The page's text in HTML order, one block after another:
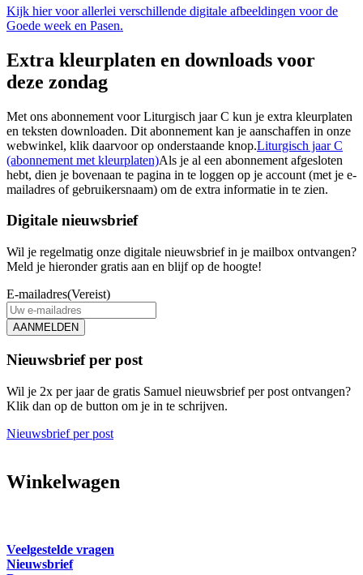
Kijk hier voor allerlei verschillende digitale afbeeldingen voor de
Goede week en Pasen.
Extra kleurplaten en downloads voor
deze zondag
Met ons abonnement voor Liturgisch jaar C kun je extra kleurplaten
en teksten downloaden. Dit abonnement kan je aanschaffen in onze
webwinkel, klik daarvoor op onderstaande knop.Liturgisch jaar C
(abonnement met kleurplaten)Als je al een abonnement afgesloten
hebt, dien je bovenaan te pagina in te loggen op je account (met je e-
mailadres of gebruikersnaam) om de extra informatie in te zien.
Digitale nieuwsbrief
Wil je regelmatig onze digitale nieuwsbrief in je mailbox ontvangen?
Meld je hieronder gratis aan en blijf op de hoogte!
E-mailadres(Vereist)
AANMELDEN
Nieuwsbrief per post
Wil je 2x per jaar de gratis Samuel nieuwsbrief per post ontvangen?
Klik dan op de button om je in te schrijven.
Nieuwsbrief per post
Winkelwagen
Veelgestelde vragen
Nieuwsbrief